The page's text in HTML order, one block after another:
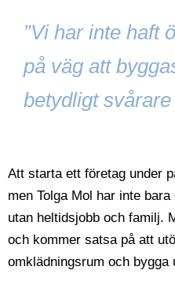
”Vi har inte haft
på väg att
betydligt
Att starta ett företag under
men Tolga Mol har inte
utan heltidsjobb och familj.
och kommer satsa på att
omklädningsrum och bygga